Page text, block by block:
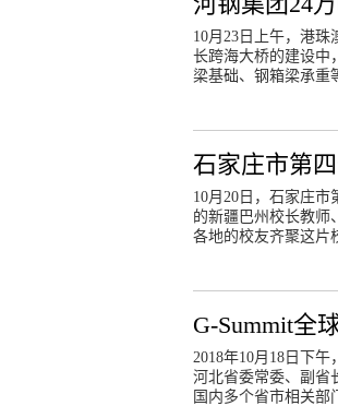
10月23日上午，港
长跨海大桥的建设中
梁基础、钢箱梁承重
石家庄市第
10月20日，石家庄
的新疆巴州校长教师
各地的校友齐聚这片
G-Summit全
2018年10月18日下
河北省委常委、副省
国内多个省市相关